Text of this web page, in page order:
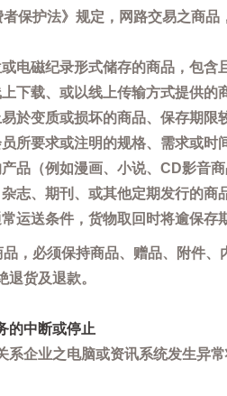
保护法》规定，网路交易之商
或电磁纪录形式储存的商品，包含
下载、或以线上传输方式提供的
於变质或损坏的商品、保存期限
所要求或注明的规格、需求或时
品（例如漫画、小说、CD影音商
志、期刊、或其他定期发行的商
运送条件，货物取回时将逾保存
，必须保持商品、赠品、附件
退货及退款。
的中断或停止
系企业之电脑或资讯系统发生异